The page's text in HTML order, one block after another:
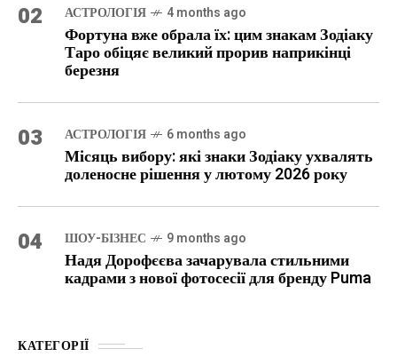
02 АСТРОЛОГІЯ 4 months ago
Фортуна вже обрала їх: цим знакам Зодіаку
Таро обіцяє великий прорив наприкінці
березня
03 АСТРОЛОГІЯ 6 months ago
Місяць вибору: які знаки Зодіаку ухвалять
доленосне рішення у лютому 2026 року
04 ШОУ-БІЗНЕС 9 months ago
Надя Дорофєєва зачарувала стильними
кадрами з нової фотосесії для бренду Puma
КАТЕГОРІЇ